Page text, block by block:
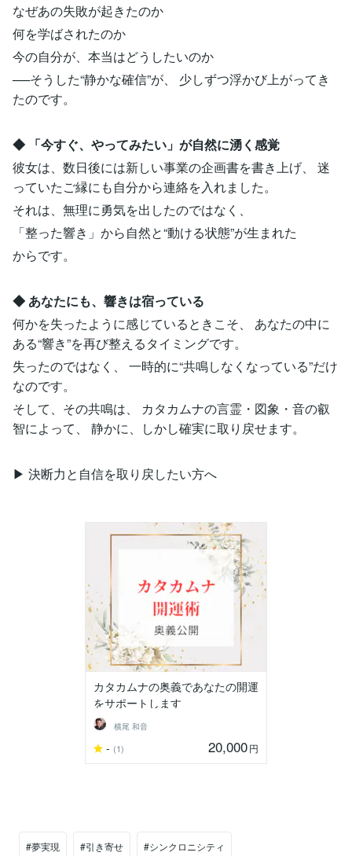
なぜあの失敗が起きたのか
何を学ばされたのか
今の自分が、本当はどうしたいのか
──そうした“静かな確信”が、 少しずつ浮かび上がってき
たのです。
◆ 「今すぐ、やってみたい」が自然に湧く感覚
彼女は、数日後には新しい事業の企画書を書き上げ、 迷
っていたご縁にも自分から連絡を入れました。
それは、無理に勇気を出したのではなく、
「整った響き」から自然と“動ける状態”が生まれた
からです。
◆ あなたにも、響きは宿っている
何かを失ったように感じているときこそ、 あなたの中に
ある“響き”を再び整えるタイミングです。
失ったのではなく、 一時的に“共鳴しなくなっている”だけ
なのです。
そして、その共鳴は、 カタカムナの言霊・図象・音の叡
智によって、 静かに、しかし確実に取り戻せます。
▶︎ 決断力と自信を取り戻したい方へ
カタカムナの奥義であなたの開運
をサポートします
横尾 和音
- (1) 20,000円
#夢実現 #引き寄せ #シンクロニシティ